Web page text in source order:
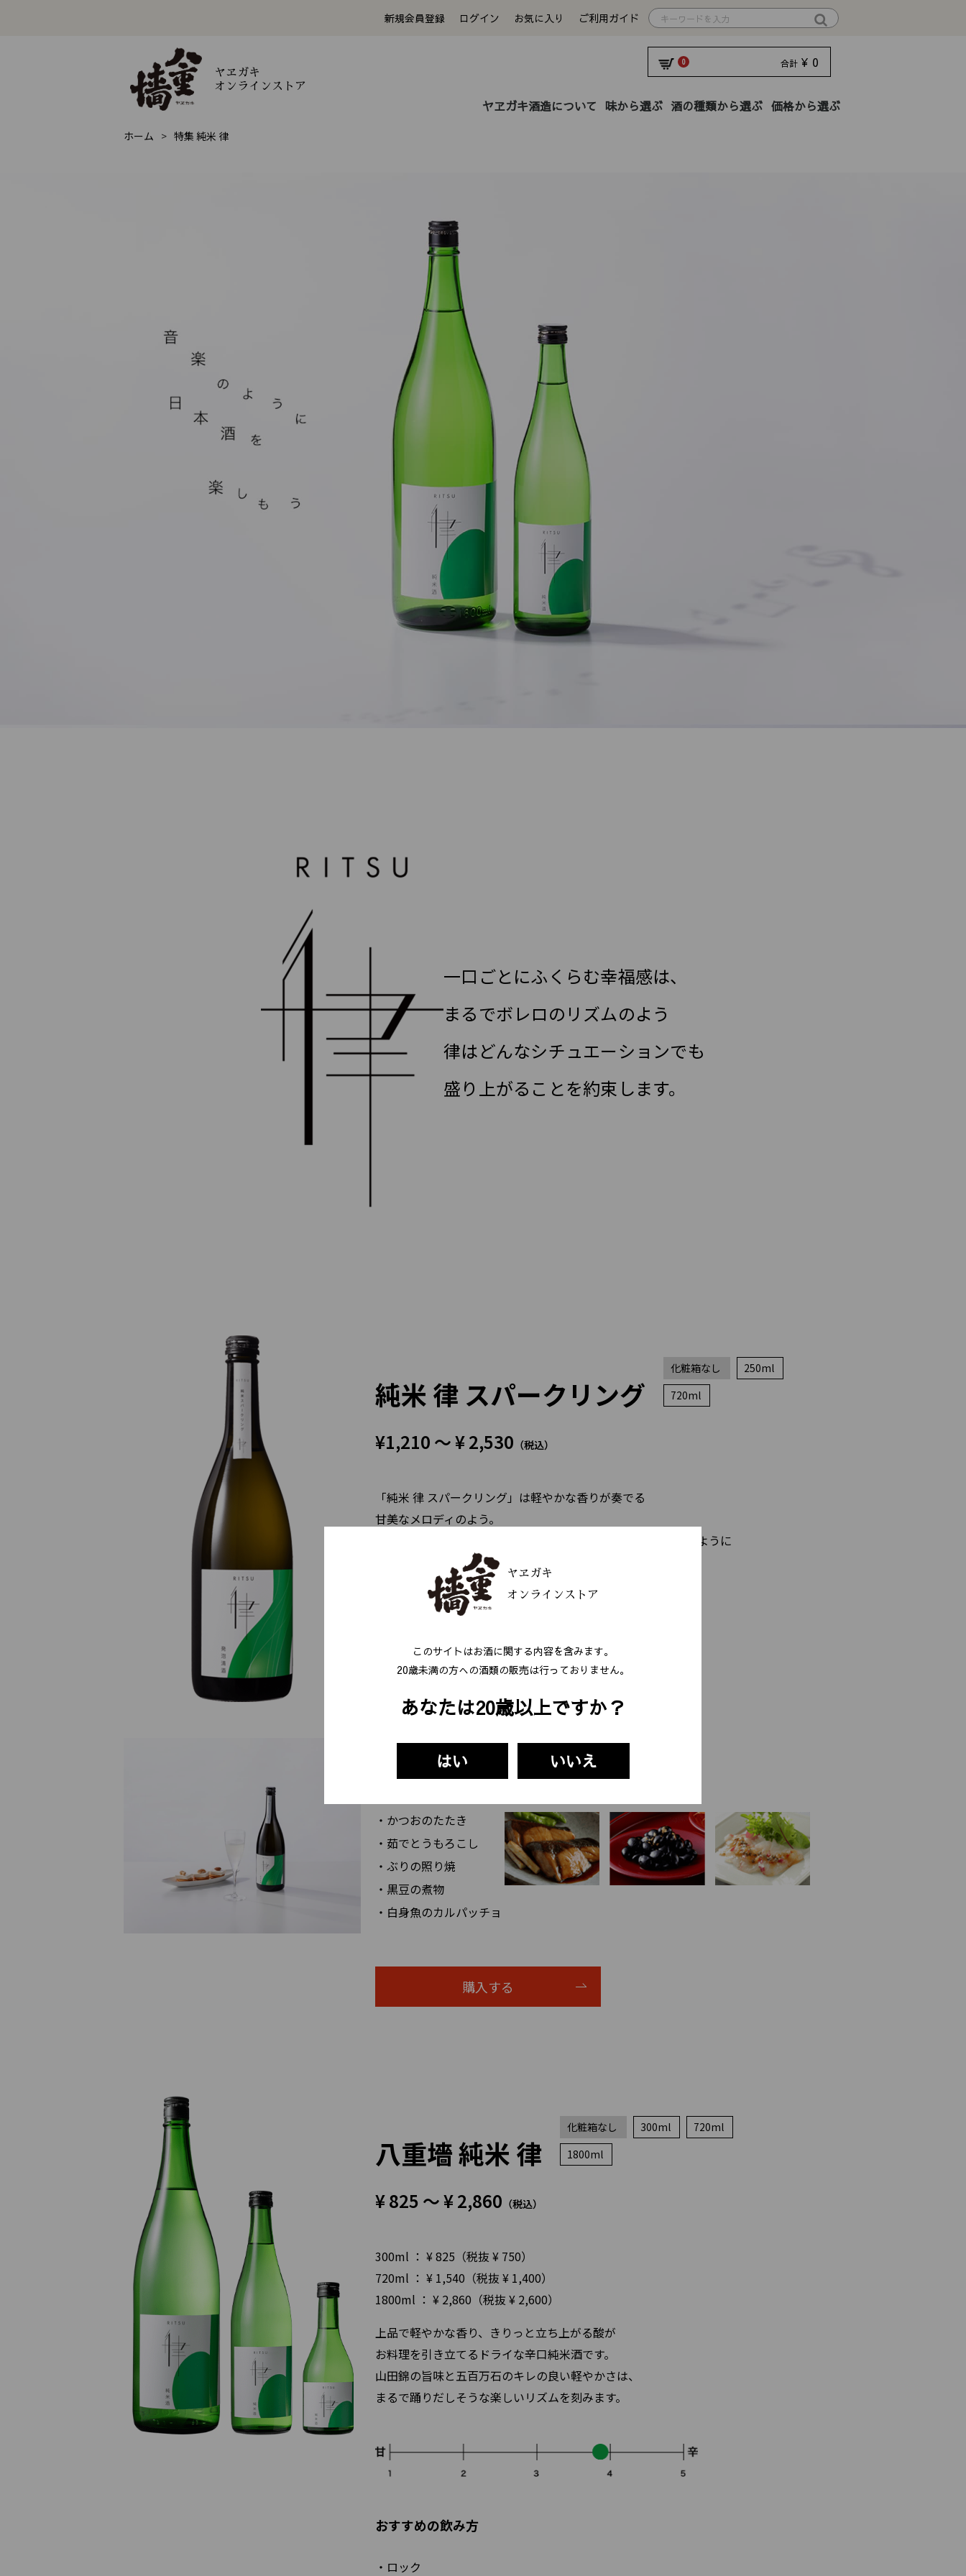
新規会員登録 ログイン お気に入り ご利用ガイド
ヤヱガキ
オンラインストア
0 合計 ¥ 0
ヤヱガキ酒造について 味から選ぶ 酒の種類から選ぶ 価格から選ぶ
ホーム 特集 純米 律
一口ごとにふくらむ幸福感は、
まるでボレロのリズムのよう
律はどんなシチュエーションでも
盛り上がることを約束します。
純米 律 スパークリング
化粧箱なし
250ml
720ml
¥1,210 ～ ¥ 2,530 （税込）
「純米 律 スパークリング」は軽やかな香りが奏でる
甘美なメロディのよう。
そして次々と浮かぶ繊細な泡からは、まるでボレロのリズムのように
魔法の時が生まれます。
フードペアリング
かつおのたたき
茹でとうもろこし
ぶりの照り焼
黒豆の煮物
白身魚のカルパッチョ
購入する
八重墻 純米 律
化粧箱なし 300ml
720ml
1800ml
¥ 825 ～ ¥ 2,860 （税込）
300ml ： ¥ 825（税抜 ¥ 750）
720ml ： ¥ 1,540（税抜 ¥ 1,400）
1800ml ： ¥ 2,860（税抜 ¥ 2,600）
上品で軽やかな香り、きりっと立ち上がる酸が
お料理を引き立てるドライな辛口純米酒です。
山田錦の旨味と五百万石のキレの良い軽やかさは、
まるで踊りだしそうな楽しいリズムを刻みます。
おすすめの飲み方
ロック
ヤヱガキ
オンラインストア
このサイトはお酒に関する内容を含みます。
20歳未満の⽅への酒類の販売は⾏っておりません。
あなたは20歳以上ですか？
はい いいえ